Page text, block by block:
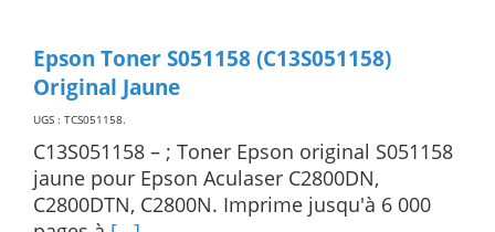
Epson Toner S051158 (C13S051158)
Original Jaune
UGS : TCS051158.
C13S051158 – ; Toner Epson original S051158
jaune pour Epson Aculaser C2800DN,
C2800DTN, C2800N. Imprime jusqu'à 6 000